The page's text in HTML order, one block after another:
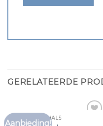
GERELATEERDE
Aanbieding!
T SHIRT MET V HALS